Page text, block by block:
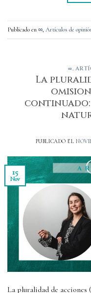
Publicado en∞, Artículos de
∞,
La
PUBLICADO EL
15
Nov
La pluralidad de